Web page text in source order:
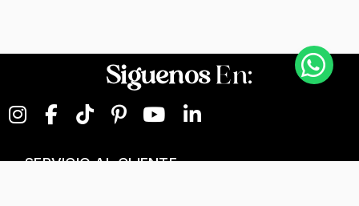
SiguenosEn:
SERVICIO AL CLIENTE